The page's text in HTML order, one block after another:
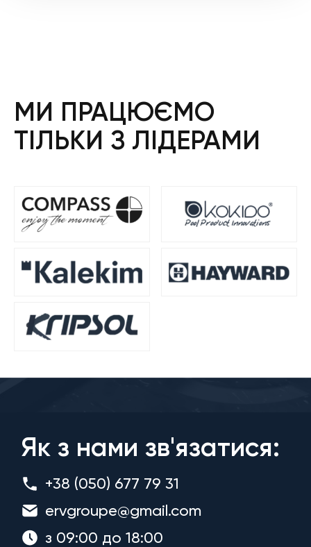
МИ ПРАЦЮЄМО
ТІЛЬКИ З ЛІДЕРАМИ
Як з нами зв'язатися:
+38 (050) 677 79 31
ervgroupe@gmail.com
з 09:00 до 18:00